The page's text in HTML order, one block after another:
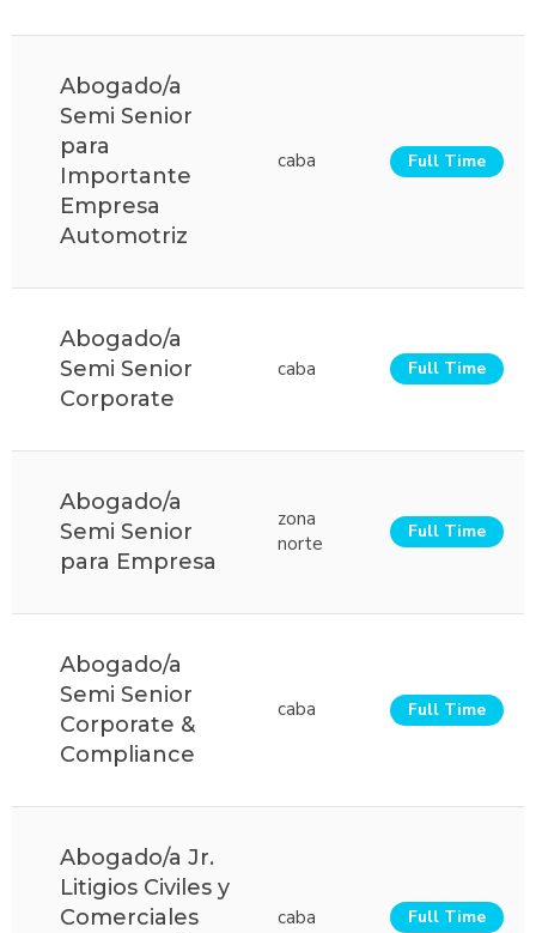
Abogado/a
Semi Senior
para
Importante
Empresa
Automotriz
caba Full Time
Abogado/a
Semi Senior
Corporate
caba Full Time
Abogado/a
Semi Senior
para Empresa
zona
norte
Full Time
Abogado/a
Semi Senior
Corporate &
Compliance
caba Full Time
Abogado/a Jr.
Litigios Civiles y
Comerciales
caba Full Time